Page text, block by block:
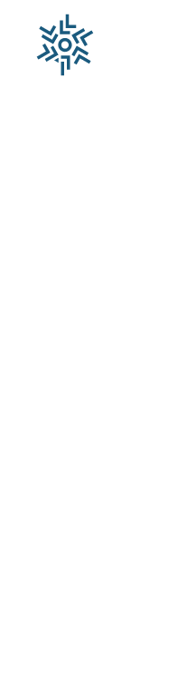
Luleå Business Awards